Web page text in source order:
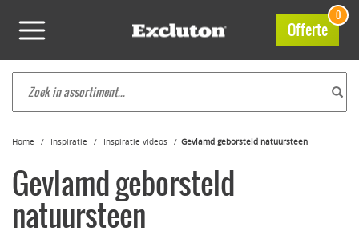
Offerte
0
Home Inspiratie Inspiratie videos Gevlamd geborsteld natuursteen
Gevlamd geborsteld
natuursteen